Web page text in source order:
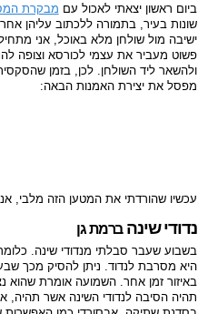
ביום ראשון יצאתי לאכול עם מבקרת
שונות בעיר, בתמורה ללכתוב עליהן
ישיבה מול שולחן מלא באוכל, אני
פשוט מעביר את עצמי לכורסא וצופה
ולהשאר ליד השולחן. לכן, בזמן
מפסל את יצירת האמנות הבאה:
עכשיו שהורדתי את המטען הזה מלבי,
נדודי שינהברמתגן
בשבוע שעבר סבלתי מנדודי שינה.
היא מסרבת לנדוד. ניתן להסיק מכך
באיזור זמן אחר. השמועה אומרת שהוא
תהיה הסיבה לנדודי השינה אשר תהיה,